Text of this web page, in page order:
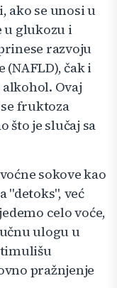
ako se unosi u
u glukozu i
razvoju
čak i
Ovaj
fruktoza
što je slučaj sa
sokove kao
"detoks", već
celo voće,
ulogu u
pražnjenje